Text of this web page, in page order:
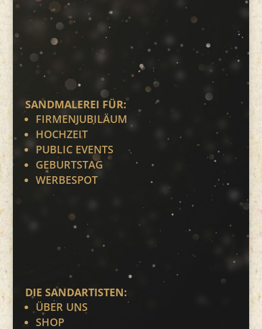
SANDMALEREI FÜR:
FIRMENJUBILÄUM
HOCHZEIT
PUBLIC EVENTS
GEBURTSTAG
WERBESPOT
DIE SANDARTISTEN:
ÜBER UNS
SHOP